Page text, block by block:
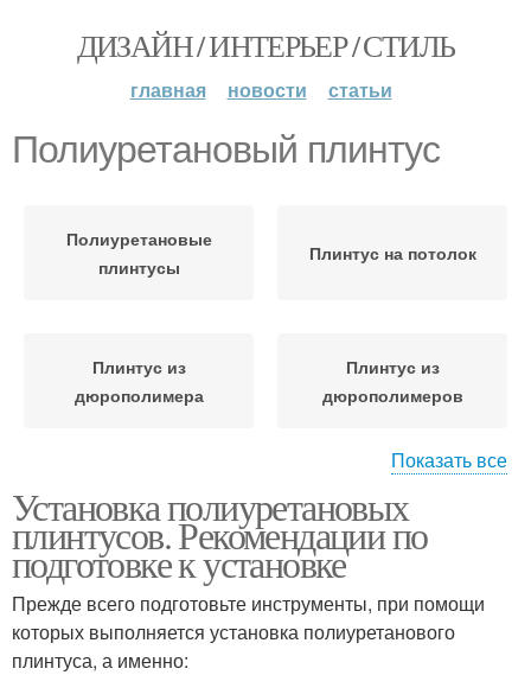
ДИЗАЙН / ИНТЕРЬЕР / СТИЛЬ
главная новости статьи
Полиуретановый плинтус
Полиуретановые
плинтусы
Плинтус на потолок
Плинтус из
дюрополимера
Плинтус из
дюрополимеров
дюрополимера
Показать все
Установка полиуретановых
плинтусов. Рекомендации по
подготовке к установке
Прежде всего подготовьте инструменты, при помощи
которых выполняется установка полиуретанового
плинтуса, а именно: